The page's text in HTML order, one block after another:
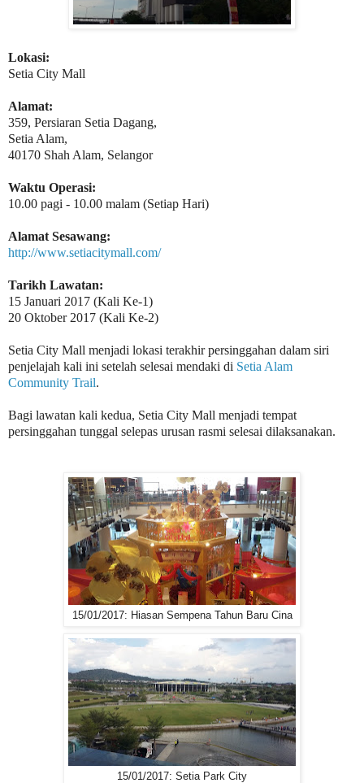
Lokasi:
Setia City Mall
Alamat:
359, Persiaran Setia Dagang,
Setia Alam,
40170 Shah Alam, Selangor
Waktu Operasi:
10.00 pagi - 10.00 malam (Setiap Hari)
Alamat Sesawang:
http://www.setiacitymall.com/
Tarikh Lawatan:
15 Januari 2017 (Kali Ke-1)
20 Oktober 2017 (Kali Ke-2)
Setia City Mall menjadi lokasi terakhir persinggahan dalam siri
penjelajah kali ini setelah selesai mendaki di Setia Alam
Community Trail.
Bagi lawatan kali kedua, Setia City Mall menjadi tempat
persinggahan tunggal selepas urusan rasmi selesai dilaksanakan.
15/01/2017: Hiasan Sempena Tahun Baru Cina
15/01/2017: Setia Park City